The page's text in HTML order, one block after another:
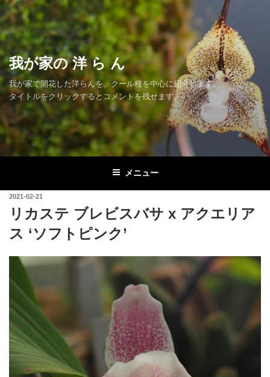
コ
ン
テ
ン
ツ
へ
ス
ッ
プ
我が家の 洋 ら ん
我が家で開花した洋らんを、クール種を中心に紹介します。
タイトルをクリックするとコメントを残せます。
メニュー
投
稿
日:
2021-02-21
リカステ ブレビスバサ x アクエリア
ス ‘ソフトピンク’